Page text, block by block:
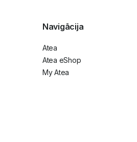
Navigācija
Atea
Atea eShop
My Atea